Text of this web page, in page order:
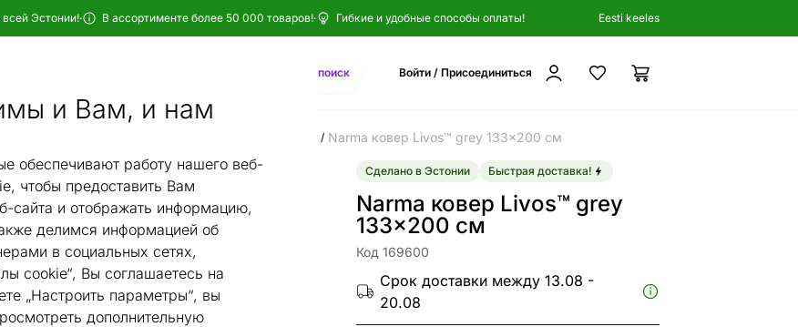
и Вам, и нам
обеспечивают работу нашего веб-
чтобы предоставить Вам
сайта и отображать информацию,
делимся информацией об
в социальных сетях,
cookie“, Вы соглашаетесь на
„Настроить параметры“, вы
дополнительную
Эстонии!· В ассортименте более 50 000 товаров!· Гибкие и удобные способы оплаты! Eesti keeles
AI-поиск Войти / Присоединиться
/ Narma ковер Livos™ grey 133x200 см
Сделано в Эстонии Быстрая доставка!
Narma ковер Livos™ grey
133x200 см
Код 169600
Срок доставки между 13.08 -
20.08